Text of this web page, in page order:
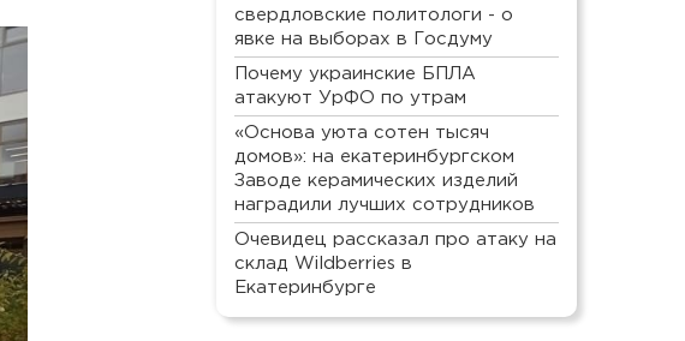
свердловские политологи - о
явке на выборах в Госдуму
Почему украинские БПЛА
атакуют УрФО по утрам
«Основа уюта сотен тысяч
домов»: на екатеринбургском
Заводе керамических изделий
наградили лучших сотрудников
Очевидец рассказал про атаку на
склад Wildberries в
Екатеринбурге